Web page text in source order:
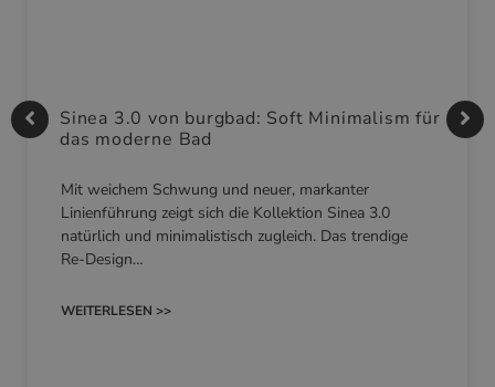
Sinea 3.0 von burgbad: Soft Minimalism für
das moderne Bad
Mit weichem Schwung und neuer, markanter
Linienführung zeigt sich die Kollektion Sinea 3.0
natürlich und minimalistisch zugleich. Das trendige
Re-Design…
WEITERLESEN >>